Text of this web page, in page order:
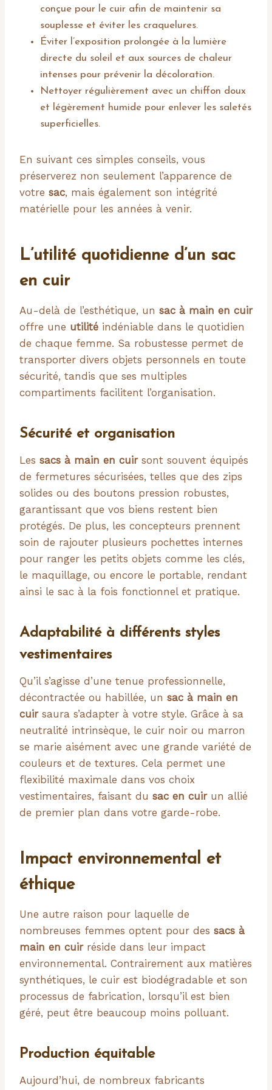
conçue pour le cuir afin de maintenir sa
souplesse et éviter les craquelures.
Éviter l’exposition prolongée à la lumière
directe du soleil et aux sources de chaleur
intenses pour prévenir la décoloration.
Nettoyer régulièrement avec un chiffon doux
et légèrement humide pour enlever les saletés
superficielles.
En suivant ces simples conseils, vous
préserverez non seulement l’apparence de
votre sac, mais également son intégrité
matérielle pour les années à venir.
L’utilité quotidienne d’un sac
en cuir
Au-delà de l’esthétique, un sac à main en cuir
offre une utilité indéniable dans le quotidien
de chaque femme. Sa robustesse permet de
transporter divers objets personnels en toute
sécurité, tandis que ses multiples
compartiments facilitent l’organisation.
Sécurité et organisation
Les sacs à main en cuirsont souvent équipés
de fermetures sécurisées, telles que des zips
solides ou des boutons pression robustes,
garantissant que vos biens restent bien
protégés. De plus, les concepteurs prennent
soin de rajouter plusieurs pochettes internes
pour ranger les petits objets comme les clés,
le maquillage, ou encore le portable, rendant
ainsi le sac à la fois fonctionnel et pratique.
Adaptabilité à différents styles
vestimentaires
Qu’il s’agisse d’une tenue professionnelle,
décontractée ou habillée, un sac à main en
cuirsaura s’adapter à votre style. Grâce à sa
neutralité intrinsèque, le cuir noir ou marron
se marie aisément avec une grande variété de
couleurs et de textures. Cela permet une
flexibilité maximale dans vos choix
vestimentaires, faisant du sac en cuirun allié
de premier plan dans votre garde-robe.
Impact environnemental et
éthique
Une autre raison pour laquelle de
nombreuses femmes optent pour des sacs à
main en cuirréside dans leur impact
environnemental. Contrairement aux matières
synthétiques, le cuir est biodégradable et son
processus de fabrication, lorsqu’il est bien
géré, peut être beaucoup moins polluant.
Production équitable
Aujourd’hui, de nombreux fabricants